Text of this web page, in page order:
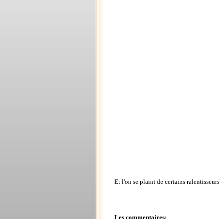
Et l'on se plaint de certains
Les commentaires: